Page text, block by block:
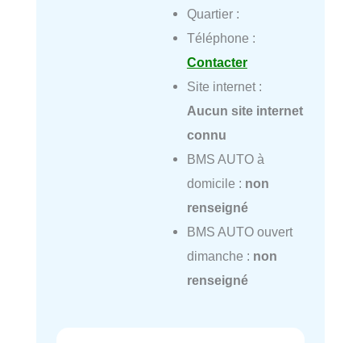
Quartier :
Téléphone :
Contacter
Site internet :
Aucun site internet
connu
BMS AUTO à
domicile : non
renseigné
BMS AUTO ouvert
dimanche : non
renseigné